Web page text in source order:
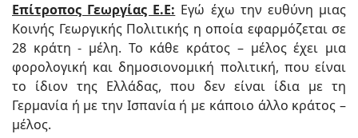
Επίτροπος Γεωργίας Ε.Ε: Εγώ έχω την ευθύνη μιας
Κοινής Γεωργικής Πολιτικής η οποία εφαρμόζεται σε
28 κράτη - μέλη. Το κάθε κράτος – μέλος έχει μια
φορολογική και δημοσιονομική πολιτική, που είναι
το ίδιον της Ελλάδας, που δεν είναι ίδια με τη
Γερμανία ή με την Ισπανία ή με κάποιο άλλο κράτος –
μέλος.